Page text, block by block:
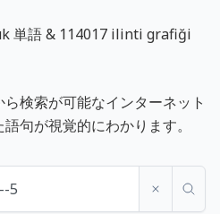
単語 & 114017 ilinti grafiği
検索が可能なインターネット
句が視覚的にわかります。